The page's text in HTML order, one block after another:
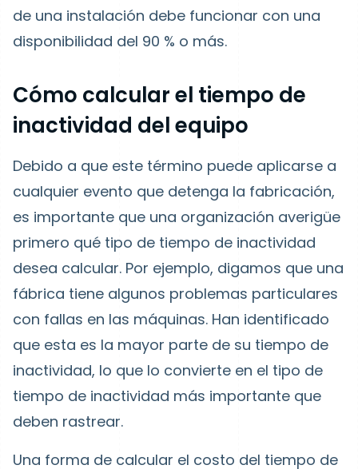
de una instalación debe funcionar con una
disponibilidad del 90 % o más.
Cómo calcular el tiempo de
inactividad del equipo
Debido a que este término puede aplicarse a
cualquier evento que detenga la fabricación,
es importante que una organización averigüe
primero qué tipo de tiempo de inactividad
desea calcular. Por ejemplo, digamos que una
fábrica tiene algunos problemas particulares
con fallas en las máquinas. Han identificado
que esta es la mayor parte de su tiempo de
inactividad, lo que lo convierte en el tipo de
tiempo de inactividad más importante que
deben rastrear.
Una forma de calcular el costo del tiempo de